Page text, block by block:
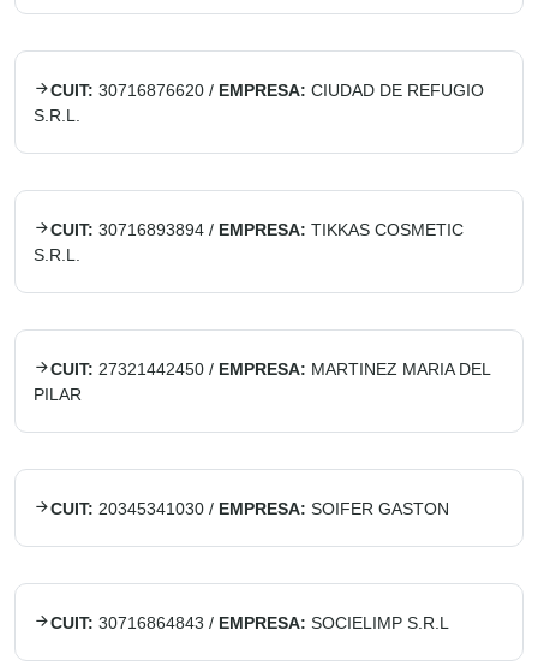
CUIT: 30716876620 / EMPRESA: CIUDAD DE REFUGIO
S.R.L.
CUIT: 30716893894 / EMPRESA: TIKKAS COSMETIC
S.R.L.
CUIT: 27321442450 / EMPRESA: MARTINEZ MARIA DEL
PILAR
CUIT: 20345341030 / EMPRESA: SOIFER GASTON
CUIT: 30716864843 / EMPRESA: SOCIELIMP S.R.L